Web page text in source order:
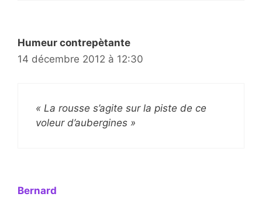
Humeur contrepètante
14 décembre 2012 à 12:30
« La rousse s’agite sur la piste de ce
voleur d’aubergines »
Bernard